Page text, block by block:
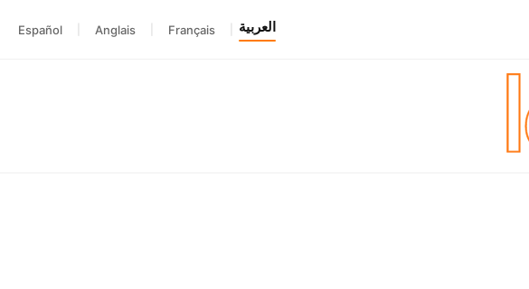
العربية Français
Anglais
Español